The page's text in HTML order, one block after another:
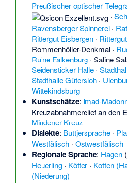
Preußischer optischer
·
Ravensberger Spinnerei ·
Rittergut Eisbergen ·
Rommenhöller-Denkmal ·
Ruine Falkenburg ·Saline
Seidensticker Halle ·
Stadthalle Gütersloh ·
Wittekindsburg
Kunstschätze: Imad-
Kreuzabnahmerelief an den
Mindener Kreuz
Dialekte: Buttjersprache ·
Westfälisch ·Ostwestfälisch
Regionale Sprache: Hagen
Heuerling · Kötter · Kotten
(Niederung)